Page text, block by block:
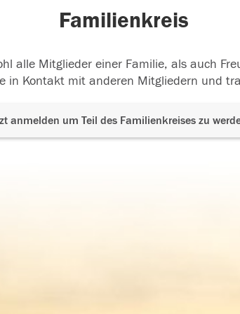
Familienkreis
alle Mitglieder einer Familie, als auch
in Kontakt mit anderen Mitgliedern und
anmelden um Teil des Familienkreises zu